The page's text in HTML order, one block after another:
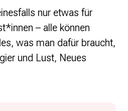
nur etwas für
– alle können
was man dafür braucht,
und Lust, Neues